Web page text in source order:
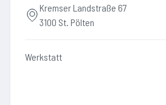
Kremser Landstraße 67
3100 St. Pölten
Werkstatt